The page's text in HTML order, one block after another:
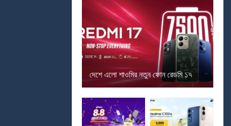
দেশে এলো শাওমির নতুন ফোন রেডমি ১৭